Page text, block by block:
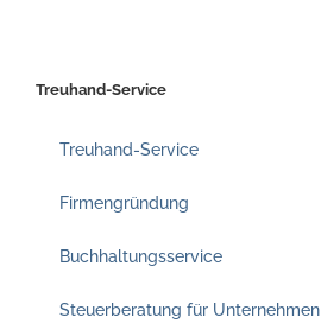
Treuhand-Service
Treuhand-Service
Firmengründung
Buchhaltungsservice
Steuerberatung für Unternehmen